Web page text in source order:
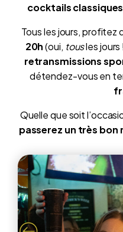
cocktails classiques
Tous les jours, profitez
20h(oui, tousles jours
retransmissions
détendez-vous en
Quelle que soit
passerez un très bon